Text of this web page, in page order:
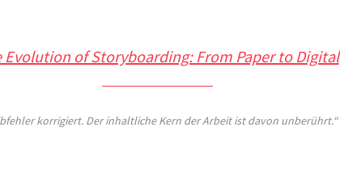
Evolution of Storyboarding: From Paper to Digital
korrigiert. Der inhaltliche Kern der Arbeit ist davon unberührt.“